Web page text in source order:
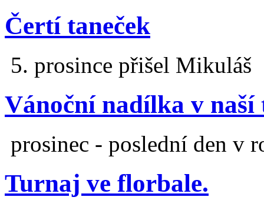
Čertí taneček
5. prosince přišel Mikuláš
Vánoční nadílka v naší
prosinec - poslední den v
Turnaj ve florbale.